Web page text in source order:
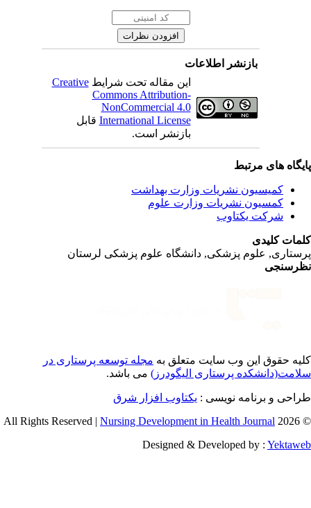
بازنشر اطلاعات
این مقاله تحت شرایطCreative
Commons Attribution-
NonCommercial 4.0
International Licenseقابل
بازنشر است.
های مرتبط
کمیسیون نشریات وزارت بهداشت
کمسیون نشریات وزارت علوم
شرکت یکتاوب
کلیدی
علوم پزشکی, دانشگاه علوم پزشکی لرستان
حقوق این وب سایت متعلق بهمجله توسعه پرستاری در
پرستاری الیگودرز) می باشد.
و برنامه نویسی : یکتاوب افزار شرق
©
Nursing Development in Health Journal
Designed & Developed by :